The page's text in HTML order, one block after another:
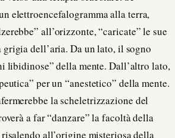
elettroencefalogramma alla terra,
all’orizzonte, “caricate” le sue
dell’aria. Da un lato, il sogno
libidinose” della mente. Dall’altro lato,
per un “anestetico” della mente.
la scheletrizzazione del
a far “danzare” la facoltà della
all’origine misteriosa della